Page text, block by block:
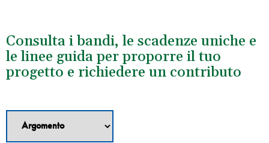
Consulta i bandi, le scadenze uniche e
le linee guida per proporre il tuo
progetto e richiedere un contributo